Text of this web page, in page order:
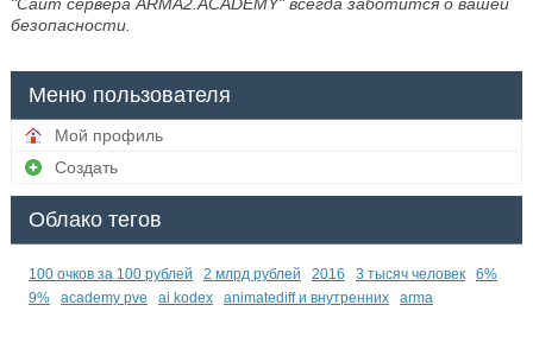
безопасности.
Меню пользователя
Мой профиль
Создать
Облако тегов
100 очков за 100 рублей 2 млрд рублей 2016 3 тысяч человек
6%
9%
academy pve ai kodex animatediff и внутренних arma